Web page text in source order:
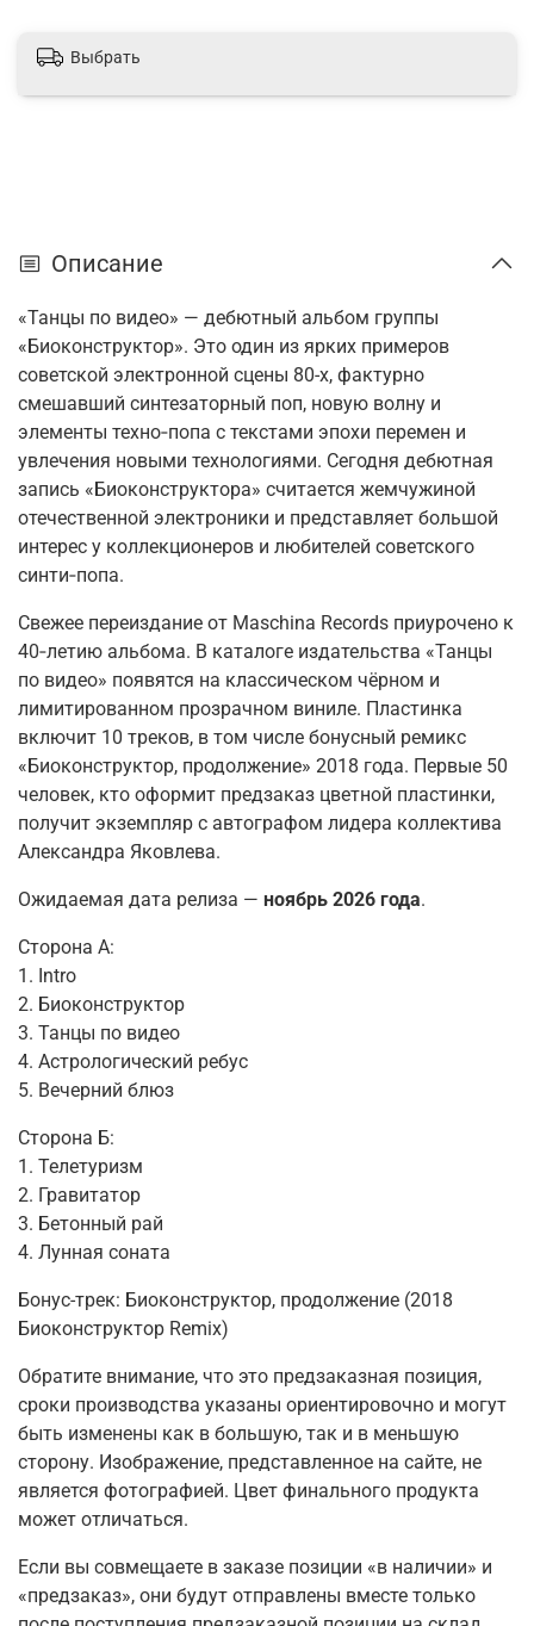
Выбрать
Описание
«Танцы по видео» — дебютный альбом группы
«Биоконструктор». Это один из ярких примеров
советской электронной сцены 80-х, фактурно
смешавший синтезаторный поп, новую волну и
элементы техно‑попа с текстами эпохи перемен и
увлечения новыми технологиями. Сегодня дебютная
запись «Биоконструктора» считается жемчужиной
отечественной электроники и представляет большой
интерес у коллекционеров и любителей советского
синти‑попа.
Свежее переиздание от Maschina Records приурочено к
40‑летию альбома. В каталоге издательства «Танцы
по видео» появятся на классическом чёрном и
лимитированном прозрачном виниле. Пластинка
включит 10 треков, в том числе бонусный ремикс
«Биоконструктор, продолжение» 2018 года. Первые 50
человек, кто оформит предзаказ цветной пластинки,
получит экземпляр с автографом лидера коллектива
Александра Яковлева.
Ожидаемая дата релиза — ноябрь 2026 года.
Сторона А:
1. Intro
2. Биоконструктор
3. Танцы по видео
4. Астрологический ребус
5. Вечерний блюз
Сторона Б:
1. Телетуризм
2. Гравитатор
3. Бетонный рай
4. Лунная соната
Бонус-трек: Биоконструктор, продолжение (2018
Биоконструктор Remix)
Обратите внимание, что это предзаказная позиция,
сроки производства указаны ориентировочно и могут
быть изменены как в большую, так и в меньшую
сторону. Изображение, представленное на сайте, не
является фотографией. Цвет финального продукта
может отличаться.
Если вы совмещаете в заказе позиции «в наличии» и
«предзаказ», они будут отправлены вместе только